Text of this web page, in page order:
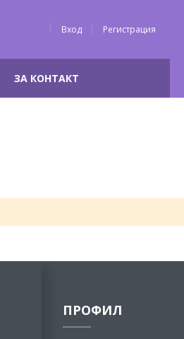
Вход Регистрация
ЗА КОНТАКТ
ПРОФИЛ